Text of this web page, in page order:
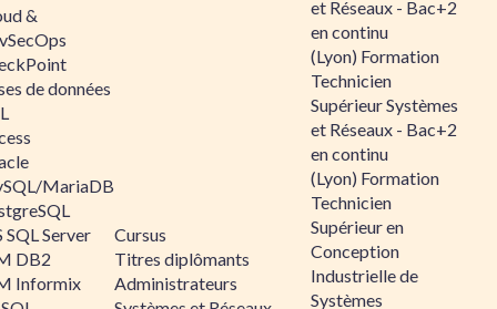
&
de données
MariaDB
SQL Server
DB2
Informix
Cursus
Titres diplômants
Administrateurs
et Réseaux - Bac+2
en continu
(Lyon) Formation
Technicien
Supérieur Systèmes
et Réseaux - Bac+2
en continu
(Lyon) Formation
Technicien
Supérieur en
Conception
Industrielle de
Systèmes